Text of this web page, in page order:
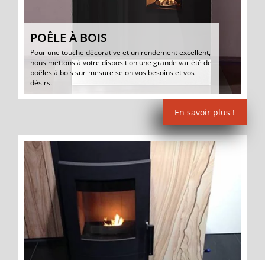
POÊLE À BOIS
Pour une touche décorative et un rendement excellent,
nous mettons à votre disposition une grande variété de
poêles à bois sur-mesure selon vos besoins et vos
désirs.
En savoir plus !